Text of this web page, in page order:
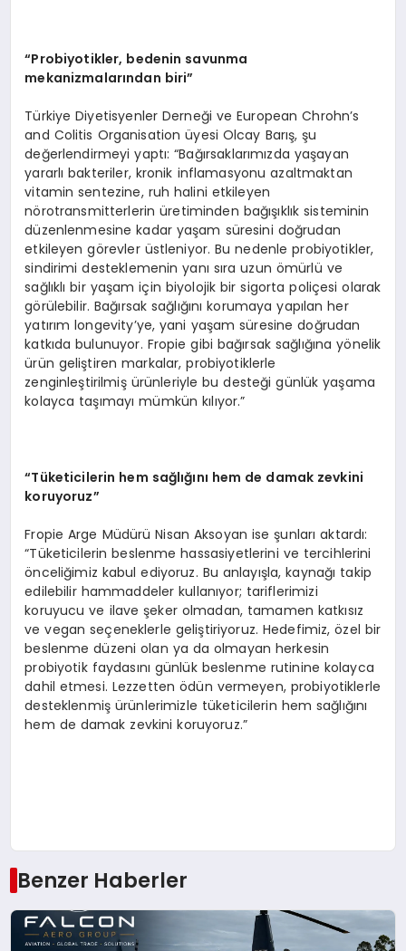
“Probiyotikler, bedenin savunma
mekanizmalarından biri”
Türkiye Diyetisyenler Derneği ve European Chrohn’s
and Colitis Organisation üyesi Olcay Barış, şu
değerlendirmeyi yaptı: “Bağırsaklarımızda yaşayan
yararlı bakteriler, kronik inflamasyonu azaltmaktan
vitamin sentezine, ruh halini etkileyen
nörotransmitterlerin üretiminden bağışıklık sisteminin
düzenlenmesine kadar yaşam süresini doğrudan
etkileyen görevler üstleniyor. Bu nedenle probiyotikler,
sindirimi desteklemenin yanı sıra uzun ömürlü ve
sağlıklı bir yaşam için biyolojik bir sigorta poliçesi olarak
görülebilir. Bağırsak sağlığını korumaya yapılan her
yatırım longevity’ye, yani yaşam süresine doğrudan
katkıda bulunuyor. Fropie gibi bağırsak sağlığına yönelik
ürün geliştiren markalar, probiyotiklerle
zenginleştirilmiş ürünleriyle bu desteği günlük yaşama
kolayca taşımayı mümkün kılıyor.”
“Tüketicilerin hem sağlığını hem de damak zevkini
koruyoruz”
Fropie Arge Müdürü Nisan Aksoyan ise şunları aktardı:
“Tüketicilerin beslenme hassasiyetlerini ve tercihlerini
önceliğimiz kabul ediyoruz. Bu anlayışla, kaynağı takip
edilebilir hammaddeler kullanıyor; tariflerimizi
koruyucu ve ilave şeker olmadan, tamamen katkısız
ve vegan seçeneklerle geliştiriyoruz. Hedefimiz, özel bir
beslenme düzeni olan ya da olmayan herkesin
probiyotik faydasını günlük beslenme rutinine kolayca
dahil etmesi. Lezzetten ödün vermeyen, probiyotiklerle
desteklenmiş ürünlerimizle tüketicilerin hem sağlığını
hem de damak zevkini koruyoruz.”
Benzer Haberler